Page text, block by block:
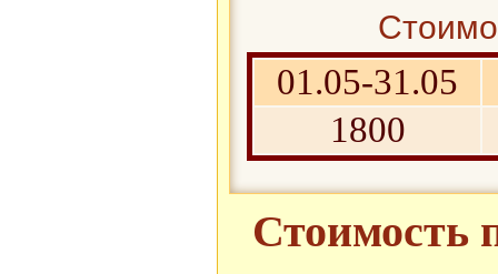
01.05-31.05
1800
Стоимость